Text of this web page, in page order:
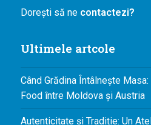
Dorești să necontactezi?
Ultimele artcole
Când Grădina Întâlnește
Food între Moldova și Austria
Autenticitate și Tradiție: Un